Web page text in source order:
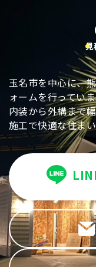
見
玉名市を中心に、
ォームを行ってい
内装から外構まで
施工で快適な住ま